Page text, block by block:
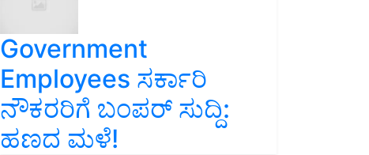
Government
Employees ಸರ್ಕಾರಿ
ನೌಕರರಿಗೆ ಬಂಪರ್‌ ಸುದ್ದಿ:
ಹಣದ ಮಳೆ!